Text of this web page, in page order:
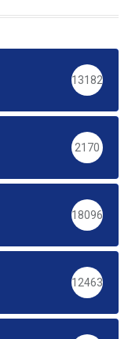
13182
2170
18096
12463